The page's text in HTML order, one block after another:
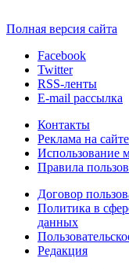
Полная версия сайта
Facebook
Twitter
RSS-ленты
E-mail рассылка
Контакты
Реклама на сайте
Использование
Правила
Договор
Политика в
данных
Редакция